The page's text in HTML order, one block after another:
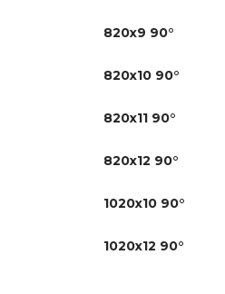
820х9 90°
820х10 90°
820х11 90°
820х12 90°
1020х10 90°
1020х12 90°